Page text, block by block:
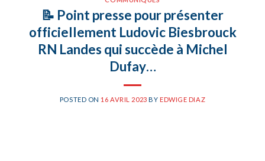
📝 Point presse pour présenter
officiellement Ludovic Biesbrouck
RN Landes qui succède à Michel
Dufay…
POSTED ON 16 AVRIL 2023 BY EDWIGE DIAZ